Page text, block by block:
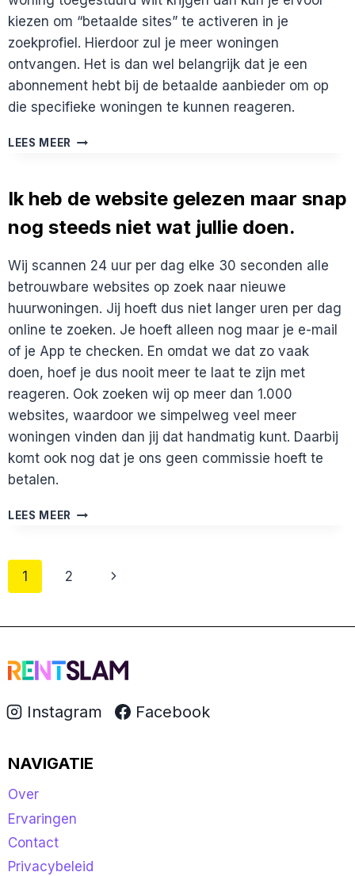
kiezen om “betaalde sites” te activeren in je
zoekprofiel. Hierdoor zul je meer woningen
ontvangen. Het is dan wel belangrijk dat je een
abonnement hebt bij de betaalde aanbieder om op
die specifieke woningen te kunnen reageren.
LEES MEER ZIJN
ABONNEMENT
VAN
ANDERE
KOSTEN?
Ik heb de website gelezen maar snap
nog steeds niet wat jullie doen.
Wij scannen 24 uur per dag elke 30 seconden alle
betrouwbare websites op zoek naar nieuwe
huurwoningen. Jij hoeft dus niet langer uren per dag
online te zoeken. Je hoeft alleen nog maar je e-mail
of je App te checken. En omdat we dat zo vaak
doen, hoef je dus nooit meer te laat te zijn met
reageren. Ook zoeken wij op meer dan 1.000
websites, waardoor we simpelweg veel meer
woningen vinden dan jij dat handmatig kunt. Daarbij
komt ook nog dat je ons geen commissie hoeft te
betalen.
LEES MEER
GELEZEN
NOG
NIET
WAT
DOEN.
Paginanavigatie
1 2
Volgende
Instagram Facebook
NAVIGATIE
Over
Ervaringen
Contact
Privacybeleid